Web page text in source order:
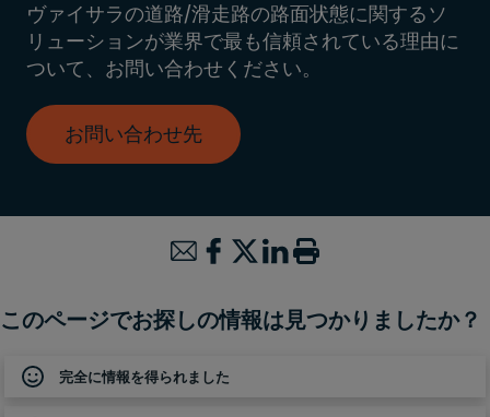
ヴァイサラの道路/滑走路の路面状態に関するソ
リューションが業界で最も信頼されている理由に
ついて、お問い合わせください。
お問い合わせ先
このページでお探しの情報は見つかりましたか？
完全に情報を得られました